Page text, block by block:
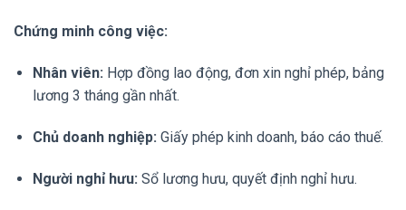
Chứng minh công việc:
Nhân viên: Hợp đồng lao động, đơn xin nghỉ phép, bảng
lương 3 tháng gần nhất.
Chủ doanh nghiệp: Giấy phép kinh doanh, báo cáo thuế.
Người nghỉ hưu: Sổ lương hưu, quyết định nghỉ hưu.